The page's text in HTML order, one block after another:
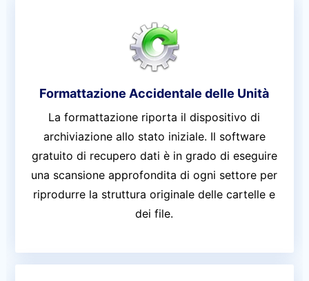
Formattazione Accidentale delle Unità
La formattazione riporta il dispositivo di
archiviazione allo stato iniziale. Il software
gratuito di recupero dati è in grado di eseguire
una scansione approfondita di ogni settore per
riprodurre la struttura originale delle cartelle e
dei file.